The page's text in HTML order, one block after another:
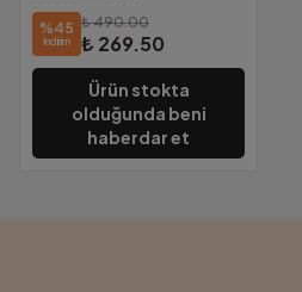
%45
İndirim
₺ 490.00
₺ 269.50
Ürün stokta
olduğunda beni
haberdar et